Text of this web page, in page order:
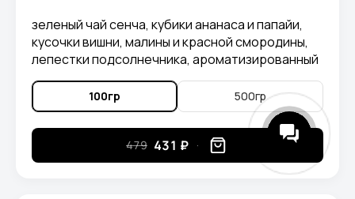
зеленый чай сенча, кубики ананаса и папайи,
кусочки вишни, малины и красной смородины,
лепестки подсолнечника, ароматизированный
натуральными маслам.
100гр 500гр
479 431 ₽